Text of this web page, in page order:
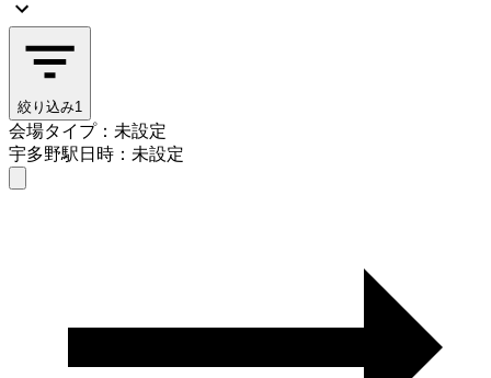
絞り込み1
会場タイプ：未設定
宇多野駅日時：未設定